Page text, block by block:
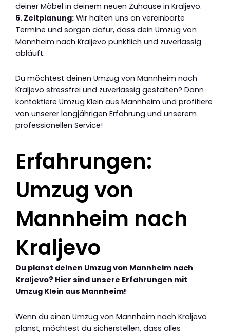
deiner Möbel in deinem neuen Zuhause in Kraljevo.
6. Zeitplanung: Wir halten uns an vereinbarte
Termine und sorgen dafür, dass dein Umzug von
Mannheim nach Kraljevo pünktlich und zuverlässig
abläuft.
Du möchtest deinen Umzug von Mannheim nach
Kraljevo stressfrei und zuverlässig gestalten? Dann
kontaktiere Umzug Klein aus Mannheim und profitiere
von unserer langjährigen Erfahrung und unserem
professionellen Service!
Erfahrungen:
Umzug von
Mannheim nach
Kraljevo
Du planst deinen Umzug von Mannheim nach
Kraljevo? Hier sind unsere Erfahrungen mit
Umzug Klein aus Mannheim!
Wenn du einen Umzug von Mannheim nach Kraljevo
planst, möchtest du sicherstellen, dass alles